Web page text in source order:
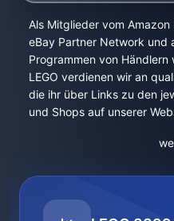
Als Mitglieder vom
eBay Partner Network und
Programmen von Händlern
LEGO verdienen wir an
die ihr über Links zu den
und Shops auf unserer